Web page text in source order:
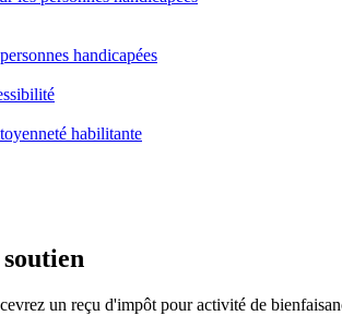
handicapées
habilitante
un reçu d'impôt pour activité de